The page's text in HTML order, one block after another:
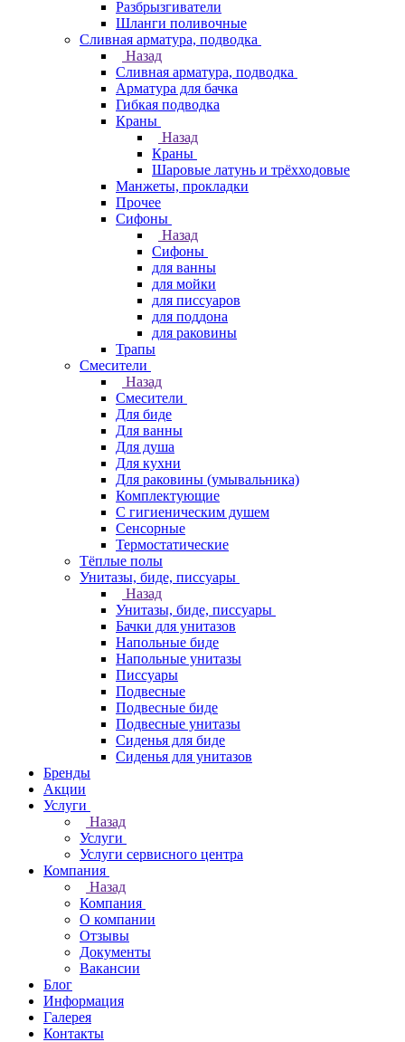
Разбрызгиватели
Шланги поливочные
Сливная арматура, подводка
Назад
Сливная арматура, подводка
Арматура для бачка
Гибкая подводка
Краны
Назад
Краны
Шаровые латунь и трёхходовые
Манжеты, прокладки
Прочее
Сифоны
Назад
Сифоны
для ванны
для мойки
для писсуаров
для поддона
для раковины
Трапы
Смесители
Назад
Смесители
Для биде
Для ванны
Для душа
Для кухни
Для раковины (умывальника)
Комплектующие
С гигиеническим душем
Сенсорные
Термостатические
Тёплые полы
Унитазы, биде, писсуары
Назад
Унитазы, биде, писсуары
Бачки для унитазов
Напольные биде
Напольные унитазы
Писсуары
Подвесные
Подвесные биде
Подвесные унитазы
Сиденья для биде
Сиденья для унитазов
Бренды
Акции
Услуги
Назад
Услуги
Услуги сервисного центра
Компания
Назад
Компания
О компании
Отзывы
Документы
Вакансии
Блог
Информация
Галерея
Контакты